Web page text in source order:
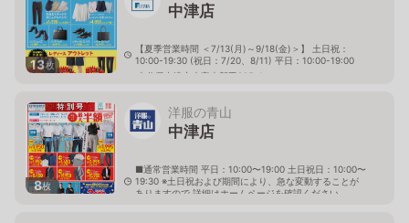
13枚
中津店
【夏季営業時間 ＜7/13(月)～9/18(金)＞】 土日祝：
10:00-19:30 (祝日：7/20、8/11) 平日：10:00-19:00
大分県中津市大字大新田285-1
8枚
洋服の青山
中津店
■通常営業時間 平日：10:00〜19:00 土日祝日：10:00〜
19:30 ※土日祝および期間により、急な変動することが
ありますので 詳細はホームページを確認ください